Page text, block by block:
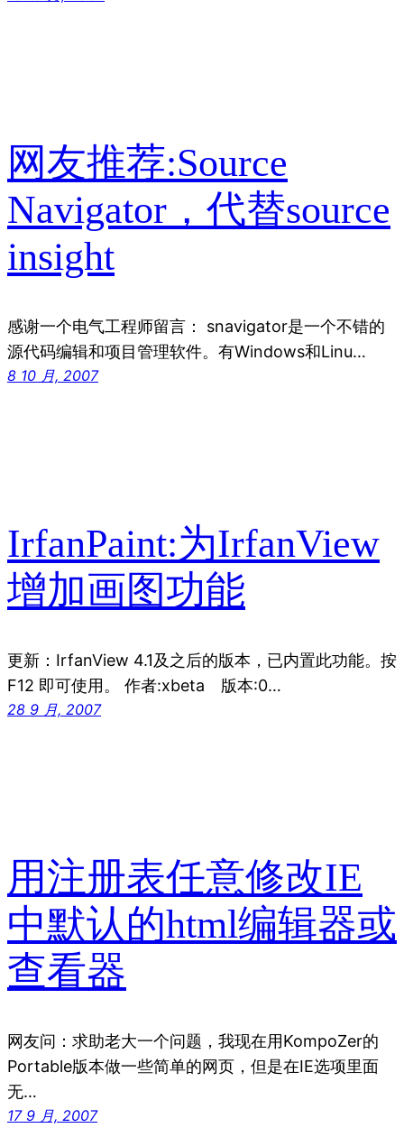
网友推荐:Source
Navigator，代替source
insight
感谢一个电气工程师留言： snavigator是一个不错的
源代码编辑和项目管理软件。有Windows和Linu…
8 10 月, 2007
IrfanPaint:为IrfanView
增加画图功能
更新：IrfanView 4.1及之后的版本，已内置此功能。按
F12 即可使用。 作者:xbeta 版本:0…
28 9 月, 2007
用注册表任意修改IE
中默认的html编辑器或
查看器
网友问：求助老大一个问题，我现在用KompoZer的
Portable版本做一些简单的网页，但是在IE选项里面
无…
17 9 月, 2007